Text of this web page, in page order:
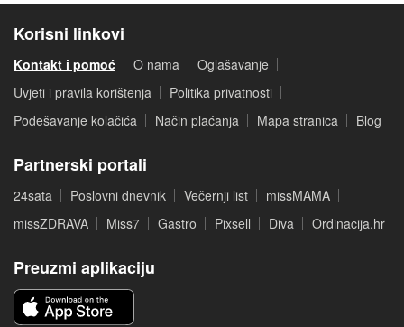
Korisni linkovi
Kontakt i pomoć O nama
Oglašavanje
Uvjeti i pravila korištenja
Politika privatnosti
Podešavanje kolačića
Način plaćanja Mapa stranica Blog
Partnerski portali
24sata Poslovni dnevnik Večernji list
missMAMA
missZDRAVA
Miss7 Gastro Pixsell Diva Ordinacija.hr
Preuzmi aplikaciju